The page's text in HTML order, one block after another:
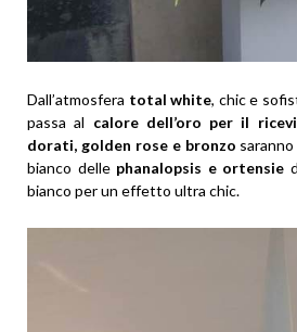
Dall’atmosfera total white, chic e
passa al calore dell’oro per il
dorati, golden rose e bronzo saranno
bianco dellephanalopsis e ortensie
bianco per un effetto ultra chic.